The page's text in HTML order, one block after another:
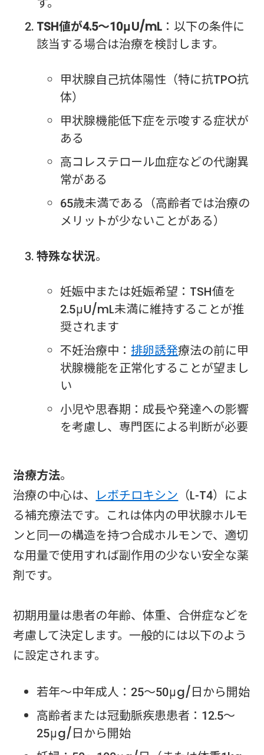
TSH値が4.5～10μU/mL ：以下の条件に
該当する場合は治療を検討します。
甲状腺自己抗体陽性（特に抗TPO抗
体）
甲状腺機能低下症を示唆する症状が
ある
高コレステロール血症などの代謝異
常がある
65歳未満である（高齢者では治療の
メリットが少ないことがある）
特殊な状況。
妊娠中または妊娠希望：TSH値を
2.5μU/mL未満に維持することが推
奨されます
不妊治療中： 排卵誘発療法の前に甲
状腺機能を正常化することが望まし
い
小児や思春期：成長や発達への影響
を考慮し、専門医による判断が必要
治療方法。
治療の中心は、
レボチロキシン （L-T4）によ
る補充療法です。これは体内の甲状腺ホルモ
ンと同一の構造を持つ合成ホルモンで、適切
な用量で使用すれば副作用の少ない安全な薬
剤です。
初期用量は患者の年齢、体重、合併症などを
考慮して決定します。一般的には以下のよう
に設定されます。
若年～中年成人：25～50μg/日から開始
高齢者または冠動脈疾患患者：12.5～
25μg/日から開始